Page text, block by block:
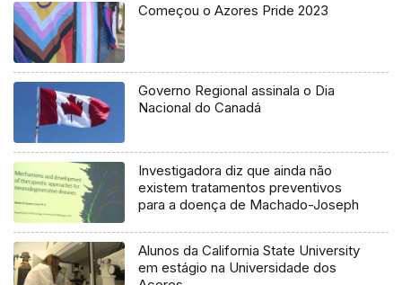
Começou o Azores Pride 2023
Governo Regional assinala o Dia
Nacional do Canadá
Investigadora diz que ainda não
existem tratamentos preventivos
para a doença de Machado-Joseph
Alunos da California State University
em estágio na Universidade dos